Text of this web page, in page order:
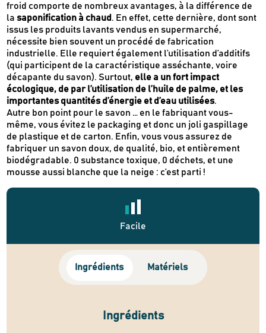
froid comporte de nombreux avantages, à la différence de
lasaponification à chaud . En effet, cette dernière, dont sont
issus les produits lavants vendus en supermarché,
nécessite bien souvent un procédé de fabrication
industrielle. Elle requiert également l’utilisation d’additifs
(qui participent de la caractéristique asséchante, voire
décapante du savon). Surtout, elle a un fort impact
écologique, de par l’utilisation de l’huile de palme, et les
importantes quantités d’énergie et d’eau utilisées.
Autre bon point pour le savon … en le fabriquant vous-
même, vous évitez le packaging et donc un joli gaspillage
de plastique et de carton. Enfin, vous vous assurez de
fabriquer un savon doux, de qualité, bio, et entièrement
biodégradable. 0 substance toxique, 0 déchets, et une
mousse aussi blanche que la neige : c’est parti !
Facile
Ingrédients Matériels
Ingrédients